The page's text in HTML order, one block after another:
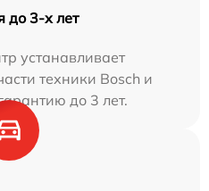
до 3-х лет
устанавливает
техники Bosch и
до 3 лет.